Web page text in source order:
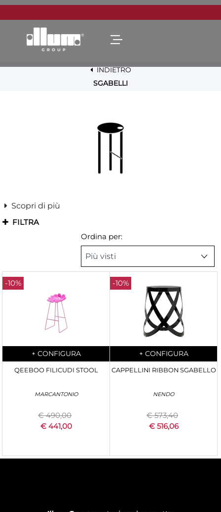
Open menu
INDIETRO
SGABELLI
Scopri di più
FILTRA
Ordina per:
-10%
Quantità
+ CONFIGURA
QEEBOO FILICUDI STOOL
MARCANTONIO
€ 490,00
€ 441,00
-10%
Quantità
+ CONFIGURA
CAPPELLINI RIBBON SGABELLO
NENDO
€ 573,40
€ 516,06